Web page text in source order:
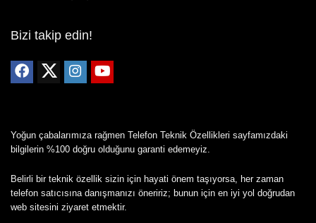
Bizi takip edin!
Yoğun çabalarımıza rağmen Telefon Teknik Özellikleri sayfamızdaki
bilgilerin %100 doğru olduğunu garanti edemeyiz.
Belirli bir teknik özellik sizin için hayati önem taşıyorsa, her zaman
telefon satıcısına danışmanızı öneririz; bunun için en iyi yol doğrudan
web sitesini ziyaret etmektir.